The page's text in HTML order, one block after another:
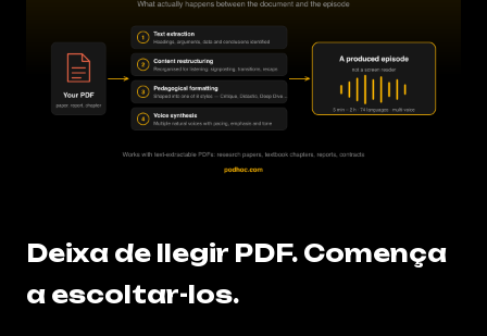
Deixa de llegir PDF. Comença
a escoltar-los.